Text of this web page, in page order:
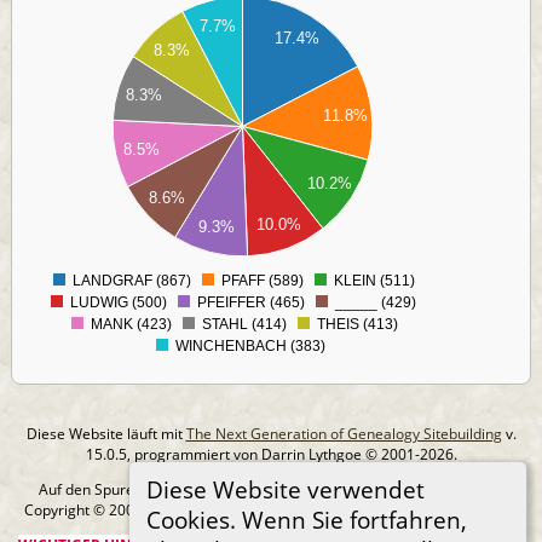
Diese Website verwendet
Cookies. Wenn Sie fortfahren,
17.4%
11.8%
10.2%
10.0%
9.3%
8.6%
8.5%
8.3%
8.3%
7.7%
0
LANDGRAF (867) PFAFF (589)
KLEIN (511)
LUDWIG (500)
PFEIFFER (465)
_____ (429)
MANK (423)
STAHL (414)
THEIS (413)
WINCHENBACH (383)
Diese Website läuft mitThe Next Generation of Genealogy Sitebuildingv.
15.0.5, programmiert von Darrin Lythgoe © 2001-2026.
Auf den Spuren meiner Ahnen - erstellt und betreut vonMIchael Klein
Copyright © 2005-2026 Alle Rechte vorbehalten. |
Datenschutzerklärung